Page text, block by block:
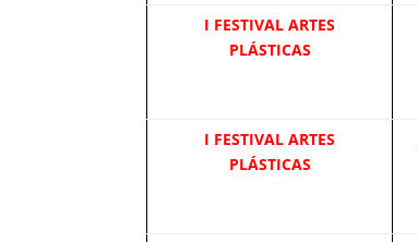
I FESTIVAL ARTES
PLÁSTICAS
I FESTIVAL ARTES
PLÁSTICAS